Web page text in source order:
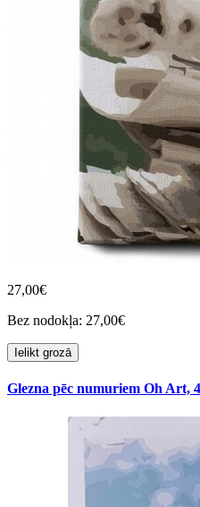
27,00€
Bez nodokļa: 27,00€
Ielikt grozā
Glezna pēc numuriem Oh Art,